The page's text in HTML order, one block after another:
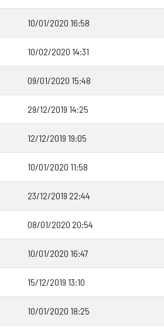
10/01/2020 16:58
10/02/2020 14:31
09/01/2020 15:48
29/12/2019 14:25
12/12/2019 19:05
10/01/2020 11:58
23/12/2019 22:44
08/01/2020 20:54
10/01/2020 16:47
15/12/2019 13:10
10/01/2020 18:25